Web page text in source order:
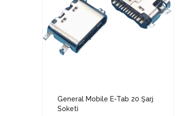
General Mobile E-Tab 20 Şarj
Soketi